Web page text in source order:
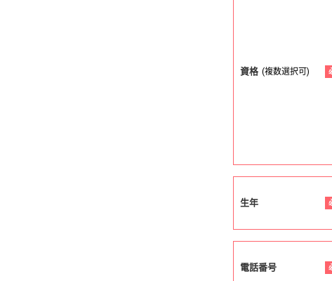
資格 (複数選択可)
生年
電話番号